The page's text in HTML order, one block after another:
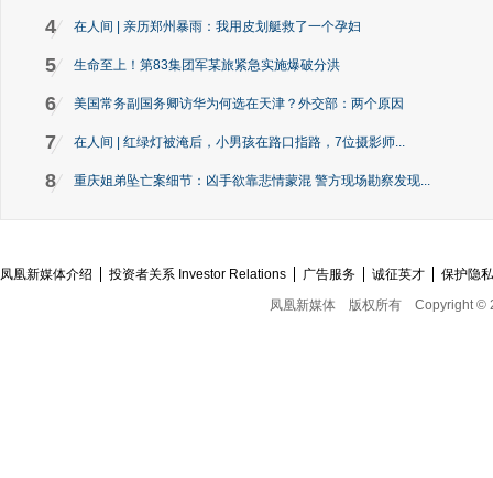
4 在人间 | 亲历郑州暴雨：我用皮划艇救了一个孕妇
5 生命至上！第83集团军某旅紧急实施爆破分洪
6 美国常务副国务卿访华为何选在天津？外交部：两个原因
7 在人间 | 红绿灯被淹后，小男孩在路口指路，7位摄影师...
8 重庆姐弟坠亡案细节：凶手欲靠悲情蒙混 警方现场勘察发现...
凤凰新媒体介绍 投资者关系 Investor Relations 广告服务 诚征英才
保护隐
凤凰新媒体
版权所有 Copyright ©